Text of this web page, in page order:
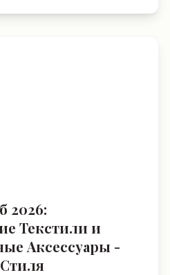
2026:
Текстили и
Аксессуары -